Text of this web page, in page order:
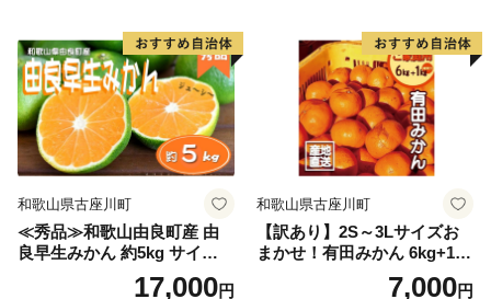
ん 和歌山 ご家庭用
和歌山県古座川町
≪秀品≫和歌山由良町産 由
良早生みかん 約5kg サイズお
まかせ【sml106C】17,000円
和歌山県古座川町
【訳あり】2S～3Lサイズお
まかせ！有田みかん 6kg+1kg
保証分 11月から12月下旬ま
でに順次発送致します。 / 訳
7,000円